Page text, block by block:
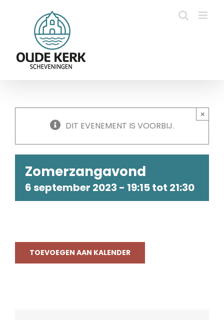
DIT EVENEMENT IS VOORBIJ.
×
Zomerzangavond
6 september 2023 - 19:15tot 21:30
TOEVOEGEN AAN KALENDER